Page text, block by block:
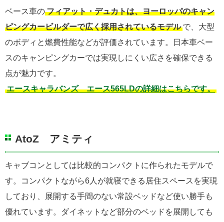
ベース車のフィアット・デュカトは、ヨーロッパのキャン
ピングカービルダーで広く採用されているモデル で、大型
のボディと燃費性能などが評価されています。日本車ベー
スのキャンピングカーでは実現しにくい広さを確保できる
点が魅力です。
エースキャラバンズ エース565LDの詳細はこちらです。
AtoZ アミティ
キャブコンとしては比較的コンパクトに作られたモデルで
す。コンパクトながら6人が就寝できる居住スペースを実現
しており、展開する手間のない常設ベッドなど使い勝手も
優れています。ダイネットなど部分のベッドを展開しても